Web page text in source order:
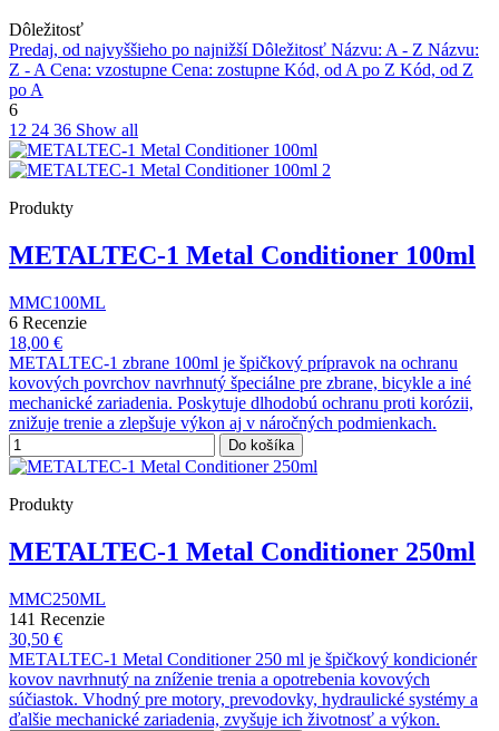
Dôležitosť
Predaj, od najvyššieho po najnižšíDôležitosť Názvu: A - Z Názvu:
Z - ACena: vzostupne Cena: zostupne Kód, od A po Z Kód, od Z
po A
6
12 24 36 Show all
Produkty
METALTEC-1 Metal Conditioner 100ml
MMC100ML
6 Recenzie
18,00 €
METALTEC-1 zbrane 100ml je špičkový prípravok na ochranu
kovových povrchov navrhnutý špeciálne pre zbrane, bicykle a iné
mechanické zariadenia. Poskytuje dlhodobú ochranu proti korózii,
znižuje trenie a zlepšuje výkon aj v náročných podmienkach.
Do košíka
Produkty
METALTEC-1 Metal Conditioner 250ml
MMC250ML
141 Recenzie
30,50 €
METALTEC-1 Metal Conditioner 250 ml je špičkový kondicionér
kovov navrhnutý na zníženie trenia a opotrebenia kovových
súčiastok. Vhodný pre motory, prevodovky, hydraulické systémy a
ďalšie mechanické zariadenia, zvyšuje ich životnosť a výkon.